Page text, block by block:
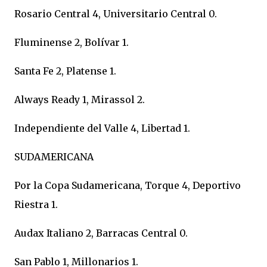
Rosario Central 4, Universitario Central 0.
Fluminense 2, Bolívar 1.
Santa Fe 2, Platense 1.
Always Ready 1, Mirassol 2.
Independiente del Valle 4, Libertad 1.
SUDAMERICANA
Por la Copa Sudamericana, Torque 4, Deportivo
Riestra 1.
Audax Italiano 2, Barracas Central 0.
San Pablo 1, Millonarios 1.